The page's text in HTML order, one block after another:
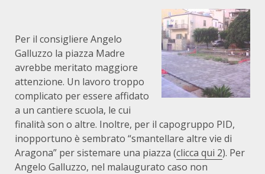
Per il consigliere Angelo
Galluzzo la piazza Madre
avrebbe meritato maggiore
attenzione. Un lavoro troppo
complicato per essere affidato
a un cantiere scuola, le cui
finalità son o altre. Inoltre, per il capogruppo PID,
inopportuno è sembrato “smantellare altre vie di
Aragona” per sistemare una piazza (clicca qui 2). Per
Angelo Galluzzo, nel malaugurato caso non